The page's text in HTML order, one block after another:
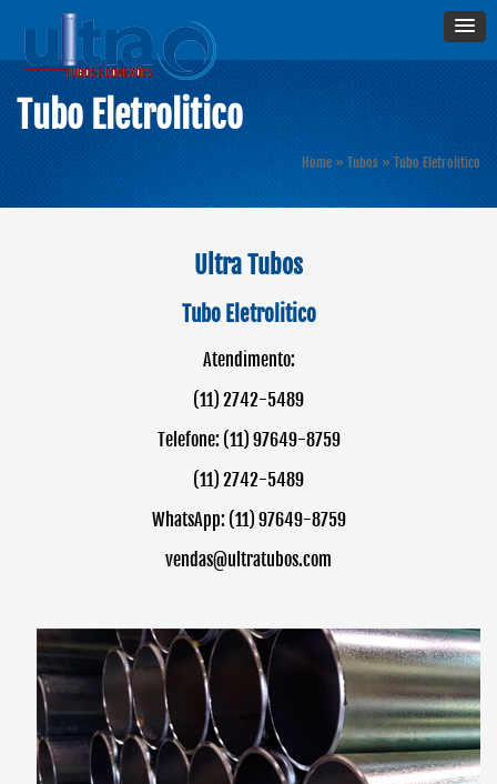
Tubo Eletrolitico
Home » Tubos » Tubo Eletrolitico
Ultra Tubos
Tubo Eletrolitico
Atendimento:
(11) 2742-5489
Telefone: (11) 97649-8759
(11) 2742-5489
WhatsApp: (11) 97649-8759
vendas@ultratubos.com